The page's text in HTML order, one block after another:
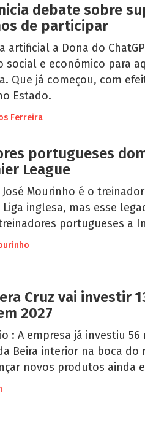
debate sobre
de participar
artificial a Dona do
social e económico para
Que já começou, com
Estado.
Ferreira
portugueses
League
Mourinho é o
inglesa, mas esse
portugueses a
Cruz vai investir
2027
: A empresa já investiu
Beira interior na boca do
novos produtos ainda